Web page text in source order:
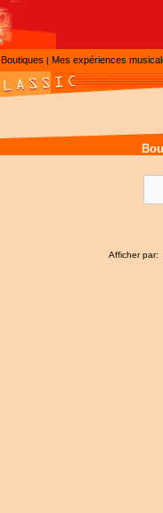
Boutiques | Mes expériences
Afficher par: